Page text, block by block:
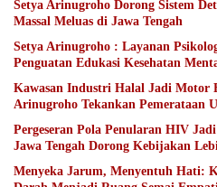
Setya Arinugroho Dorong Sistem
Massal Meluas di Jawa Tengah
Setya Arinugroho : Layanan
Penguatan Edukasi Kesehatan
Kawasan Industri Halal Jadi Motor
Arinugroho Tekankan Pemerataan
Pergeseran Pola Penularan HIV
Jawa Tengah Dorong Kebijakan
Menyeka Jarum, Menyentuh Hati: Ketika Praktikum Golongan